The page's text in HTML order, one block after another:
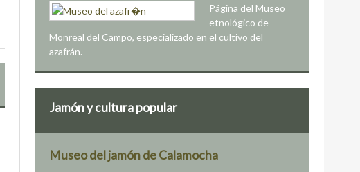
Página del Museo
etnológico de
Monreal del Campo, especializado en el cultivo del
azafrán.
Jamón y cultura popular
Museo del jamón de Calamocha